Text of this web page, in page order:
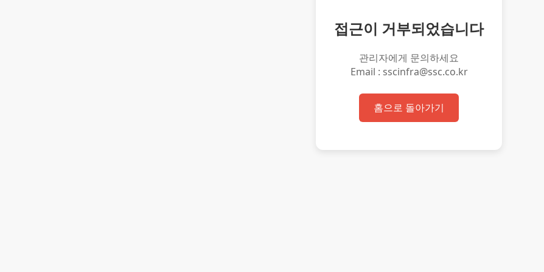
접근이 거부되었습니다
관리자에게 문의하세요
Email : sscinfra@ssc.co.kr
홈으로 돌아가기